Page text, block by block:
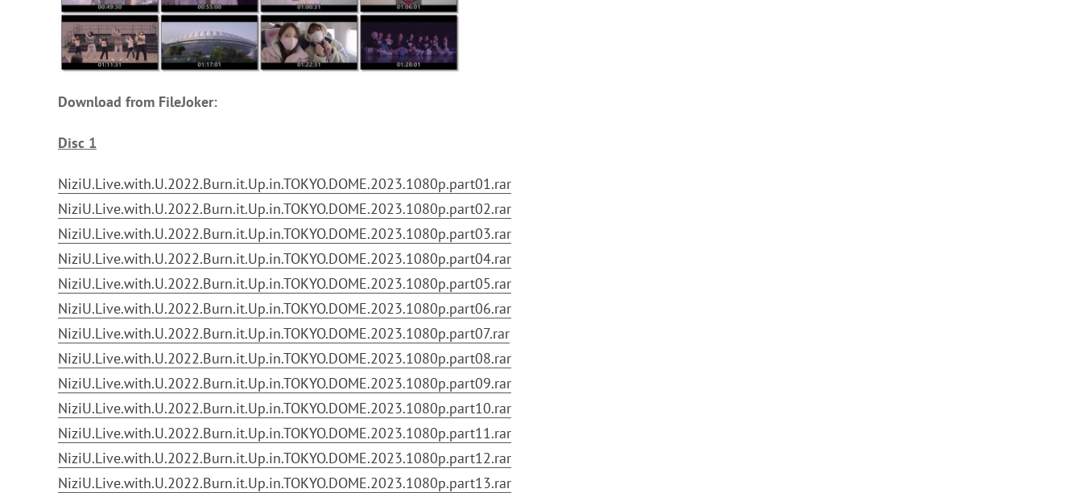
Download from FileJoker:
Disc 1
NiziU.Live.with.U.2022.Burn.it.Up.in.TOKYO.DOME.2023.1080p.part01.rar
NiziU.Live.with.U.2022.Burn.it.Up.in.TOKYO.DOME.2023.1080p.part02.rar
NiziU.Live.with.U.2022.Burn.it.Up.in.TOKYO.DOME.2023.1080p.part03.rar
NiziU.Live.with.U.2022.Burn.it.Up.in.TOKYO.DOME.2023.1080p.part04.rar
NiziU.Live.with.U.2022.Burn.it.Up.in.TOKYO.DOME.2023.1080p.part05.rar
NiziU.Live.with.U.2022.Burn.it.Up.in.TOKYO.DOME.2023.1080p.part06.rar
NiziU.Live.with.U.2022.Burn.it.Up.in.TOKYO.DOME.2023.1080p.part07.rar
NiziU.Live.with.U.2022.Burn.it.Up.in.TOKYO.DOME.2023.1080p.part08.rar
NiziU.Live.with.U.2022.Burn.it.Up.in.TOKYO.DOME.2023.1080p.part09.rar
NiziU.Live.with.U.2022.Burn.it.Up.in.TOKYO.DOME.2023.1080p.part10.rar
NiziU.Live.with.U.2022.Burn.it.Up.in.TOKYO.DOME.2023.1080p.part11.rar
NiziU.Live.with.U.2022.Burn.it.Up.in.TOKYO.DOME.2023.1080p.part12.rar
NiziU.Live.with.U.2022.Burn.it.Up.in.TOKYO.DOME.2023.1080p.part13.rar